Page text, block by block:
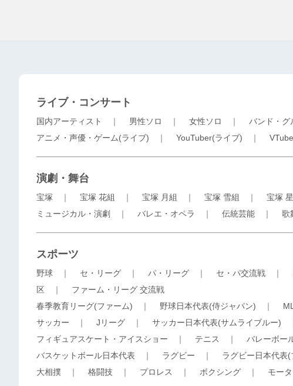
ライブ・コンサート
国内アーティスト ｜ 男性ソロ ｜ 女性ソロ ｜ バンド・グ
アニメ・声優・ゲーム(ライブ) ｜ YouTuber(ライブ) ｜
演劇・舞台
宝塚 ｜ 宝塚 花組 ｜ 宝塚 月組 ｜ 宝塚 雪組 ｜ 宝塚
ミュージカル・演劇
｜ バレエ・オペラ ｜ 伝統芸能 ｜ 歌
スポーツ
野球 ｜ セ・リーグ ｜ パ・リーグ ｜ セ・パ交流戦 ｜
区 ｜ ファーム・リーグ 交流戦
春季教育リーグ(ファーム) ｜ 野球日本代表(侍ジャパン) ｜
サッカー ｜ Jリーグ ｜ サッカー日本代表(サムライブルー)
フィギュアスケート・アイスショー ｜ テニス ｜ バレーボー
バスケットボール日本代表 ｜ ラグビー ｜ ラグビー日本代表
大相撲 ｜ 格闘技 ｜ プロレス ｜ ボクシング ｜ モー